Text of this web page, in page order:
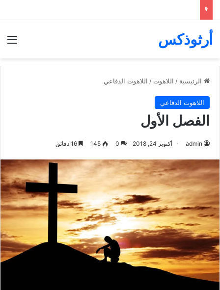
أرثوذكس
الرئيسية / اللاهوت / اللاهوت الدفاعي
اللاهوت الدفاعي
الفصل الأول
admin أكتوبر 24, 2018 0
145